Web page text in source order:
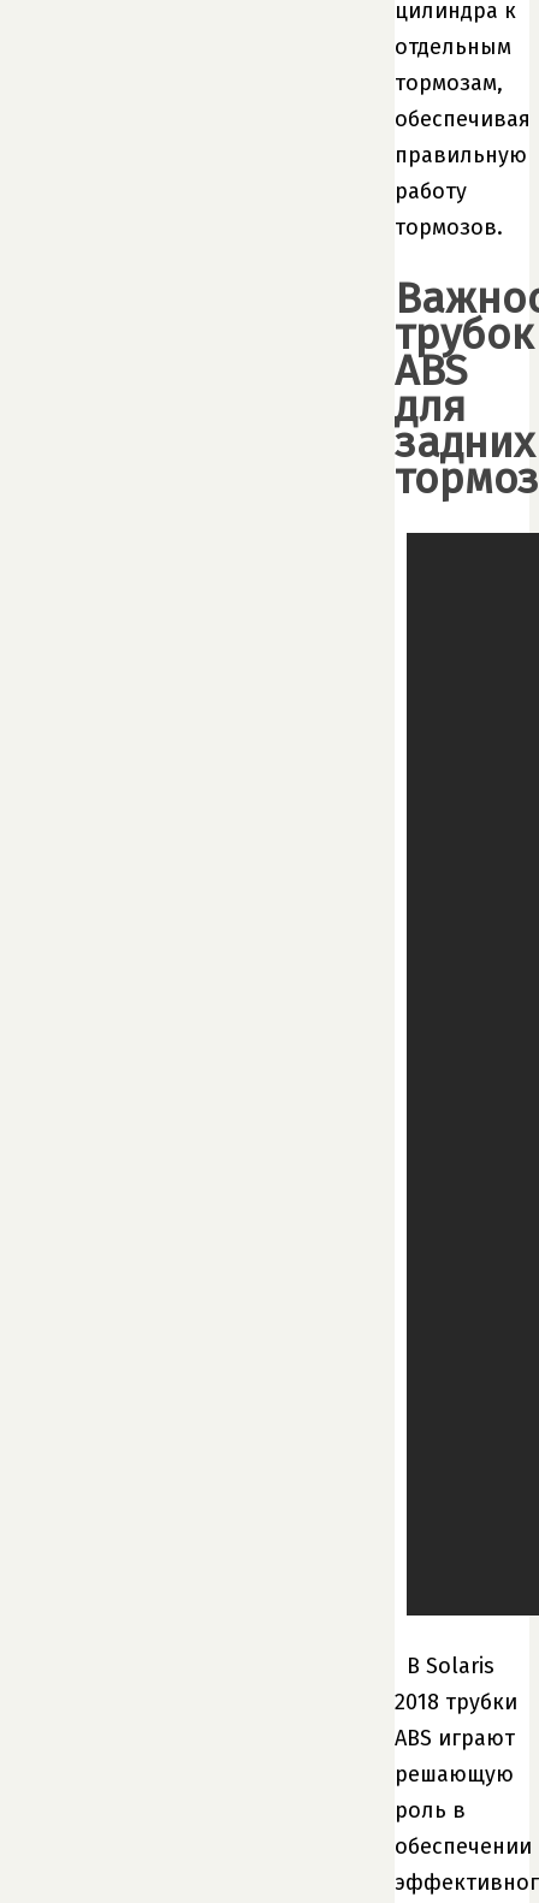
цилиндра к
отдельным
тормозам,
обеспечивая
правильную
работу
тормозов.
трубок
ABS
для
задних
В Solaris
2018 трубки
ABS играют
решающую
роль в
обеспечении